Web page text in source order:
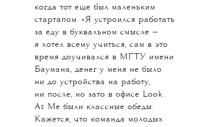
когда тот еще был маленьким
стартапом. «Я устроился работать
за еду в буквальном смысле —
я хотел всему учиться, сам в это
время доучивался в МГТУ имени
Баумана, денег у меня не было
ни до устройства на работу,
ни после, но зато в офисе Look
At Me были классные обеды.
Кажется, что команда молодых